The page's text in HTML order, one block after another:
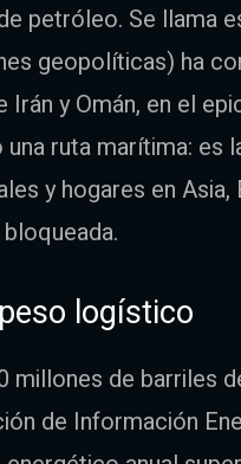
petróleo. Se llama
geopolíticas) ha
y Omán, en el
ruta marítima: es
y hogares en
logístico
millones de barriles
de Información